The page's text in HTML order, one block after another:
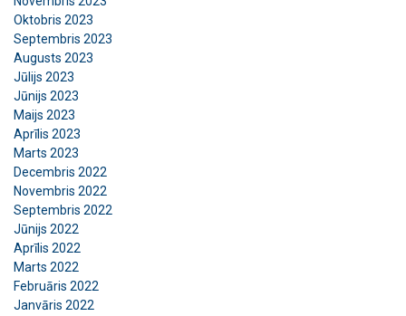
Oktobris 2023
Septembris 2023
Augusts 2023
Jūlijs 2023
Jūnijs 2023
Maijs 2023
Aprīlis 2023
Marts 2023
Decembris 2022
Novembris 2022
Septembris 2022
Jūnijs 2022
Aprīlis 2022
Marts 2022
Februāris 2022
Janvāris 2022